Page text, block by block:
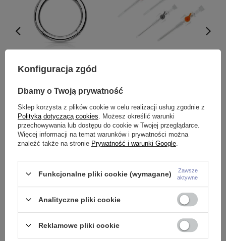
Kolczyk kółko clicker - srebrny -
10,99 zł-21,99 zł
001
Pytania innych klientów
Dzień dobry, czy te kolczyki ze stali chirurgicznej 316L nadają się na
Potrzebujesz pomocy? Masz pytania?
Konfiguracja zgód
Dbamy o Twoją prywatność
Sklep korzysta z plików cookie w celu realizacji usług zgodnie z
Polityką dotyczącą cookies . Możesz określić warunki
przechowywania lub dostępu do cookie w Twojej przeglądarce.
Więcej informacji na temat warunków i prywatności można
znaleźć także na stronie Prywatność i warunki Google
Funkcjonalne pliki cookie (wymagane)
Zawsze
aktywne
Analityczne pliki cookie
Reklamowe pliki cookie